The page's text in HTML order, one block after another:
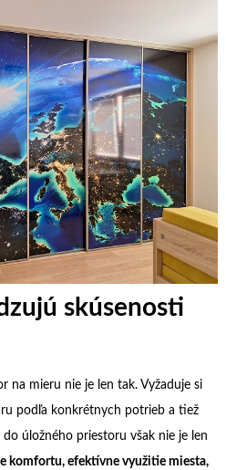
skúsenosti
na mieru nie je len tak. Vyžaduje si
podľa konkrétnych potrieb a tiež
úložného priestoru však nie je len
komfortu, efektívne využitie miesta,